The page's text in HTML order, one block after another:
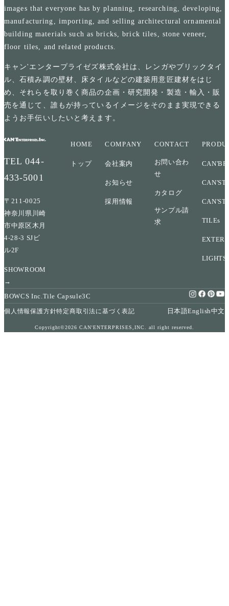
images that everyone has by planning, researching, developing,
manufacturing, importing, and selling architectural ornamental
building materials such as bricks, brick tiles, stone veneer,
floor tiles, and related products.
キャン'エンタープライゼズ株式会社は、レンガやブリックタイ
ル、石積み調の壁材、床タイルなどの建築用意匠建材をはじ
め、それらを取り巻く商品の企画・研究開発・製造・輸入・販
売を通じて、誰もが持っているイメージをそのまま実現できる
ようお手伝いしたいと考えます。
TEL044-
433-5001
〒211-0025
神奈川県川崎
市中原区木月
4-28-3 SJビ
ル2F
SHOWROOM
→
HOME
トップ
COMPANY
会社案内
お知らせ
採用情報
CONTACT
お問い合わ
せ
カタログ
サンプル請
求
TILEs
LIGHTS
BOWCS Inc. Tile Capsule3C
個人情報保護方針特定商取引法に基づく表記 日本語English中文
Copyright©2026 CAN'ENTERPRISES,INC. all right reserved.